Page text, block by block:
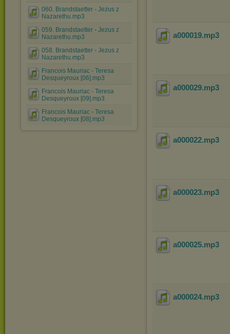
060. Brandstaetter - Jezus z
Nazarethu.mp3
059. Brandstaetter - Jezus z
Nazarethu.mp3
058. Brandstaetter - Jezus z
Nazarethu.mp3
Francois Mauriac - Teresa
Desqueyroux [06].mp3
Francois Mauriac - Teresa
Desqueyroux [09].mp3
Francois Mauriac - Teresa
Desqueyroux [08].mp3
a000019.mp3
a000029.mp3
a000022.mp3
a000023.mp3
a000025.mp3
a000024.mp3